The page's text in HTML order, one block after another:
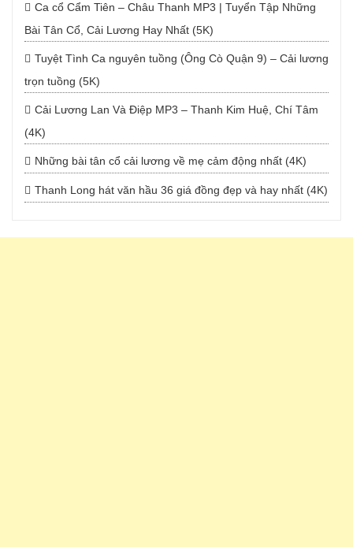
Ca cổ Cẩm Tiên – Châu Thanh MP3 | Tuyển Tập Những
Bài Tân Cổ, Cải Lương Hay Nhất (5K)
Tuyệt Tình Ca nguyên tuồng (Ông Cò Quận 9) – Cải lương
trọn tuồng (5K)
Cải Lương Lan Và Điệp MP3 – Thanh Kim Huệ, Chí Tâm
(4K)
Những bài tân cổ cải lương về mẹ cảm động nhất (4K)
Thanh Long hát văn hầu 36 giá đồng đẹp và hay nhất (4K)